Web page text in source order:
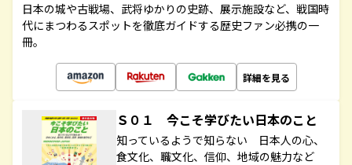
日本の城や古戦場、武将ゆかりの史跡、展示施設など、戦国時
代にまつわるスポットを徹底ガイドする歴史ファン必携の一
冊。
詳細を見る
Ｓ０１ 今こそ学びたい日本のこと
知っているようで知らない 日本人の心、
食文化、職文化、信仰、地域の魅力など